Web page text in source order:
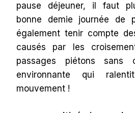
pause déjeuner, il faut
bonne demie journée de
également tenir compte
causés par les
passages piétons sans
environnante qui
mouvement !